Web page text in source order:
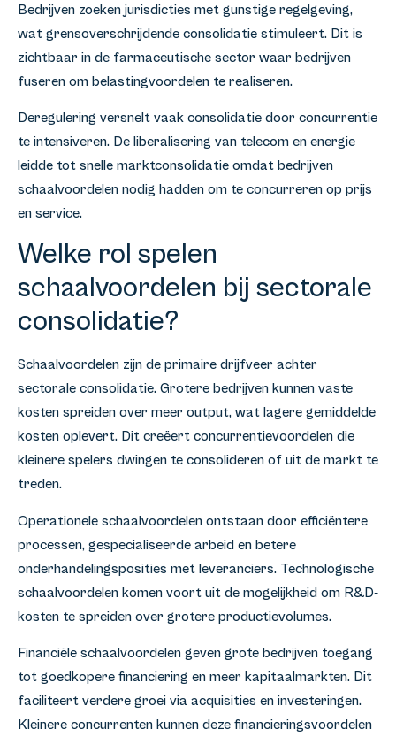
Bedrijven zoeken jurisdicties met gunstige regelgeving,
wat grensoverschrijdende consolidatie stimuleert. Dit is
zichtbaar in de farmaceutische sector waar bedrijven
fuseren om belastingvoordelen te realiseren.
Deregulering versnelt vaak consolidatie door concurrentie
te intensiveren. De liberalisering van telecom en energie
leidde tot snelle marktconsolidatie omdat bedrijven
schaalvoordelen nodig hadden om te concurreren op prijs
en service.
Welke rol spelen
schaalvoordelen bij sectorale
consolidatie?
Schaalvoordelen zijn de primaire drijfveer achter
sectorale consolidatie. Grotere bedrijven kunnen vaste
kosten spreiden over meer output, wat lagere gemiddelde
kosten oplevert. Dit creëert concurrentievoordelen die
kleinere spelers dwingen te consolideren of uit de markt te
treden.
Operationele schaalvoordelen ontstaan door efficiëntere
processen, gespecialiseerde arbeid en betere
onderhandelingsposities met leveranciers. Technologische
schaalvoordelen komen voort uit de mogelijkheid om R&D-
kosten te spreiden over grotere productievolumes.
Financiële schaalvoordelen geven grote bedrijven toegang
tot goedkopere financiering en meer kapitaalmarkten. Dit
faciliteert verdere groei via acquisities en investeringen.
Kleinere concurrenten kunnen deze financieringsvoordelen